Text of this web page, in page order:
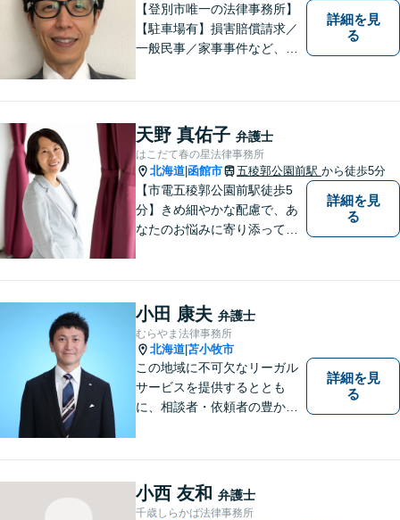
【登別市唯一の法律事務所】
【駐車場有】損害賠償請求／
一般民事／家事事件など、幅
解決し、明るく活気のある地
域づくりに貢献いたします。
小さなお困りごとでも、お早
めにご相談ください！
詳細を見
る
天野 真佑子 弁護士
はこだて春の星法律事務所
北海道 函館市 五稜郭公園前駅 から徒歩5分
【市電五稜郭公園前駅徒歩5
分】きめ細やかな配慮で、あ
なたのお悩みに寄り添って対
お気軽にご相談ください。
詳細を見
る
小田 康夫 弁護士
むらやま法律事務所
北海道 苫小牧市
この地域に不可欠なリーガル
サービスを提供するととも
に、相談者・依頼者の豊かな
士小田康夫）
詳細を見
る
小西 友和 弁護士
千歳しらかば法律事務所